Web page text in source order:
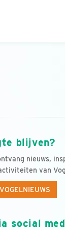
blijven?
nieuws,
van
social